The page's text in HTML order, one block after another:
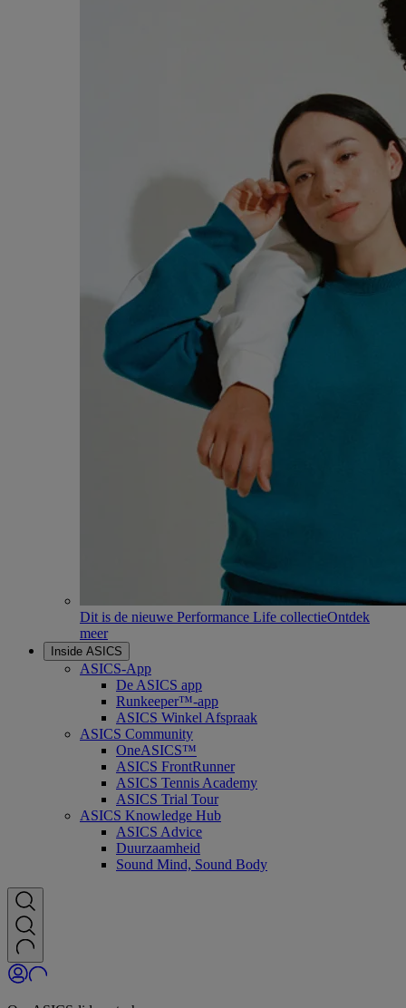
Dit is de nieuwe Performance Life collectieOntdek
meer
Inside ASICS
ASICS-App
De ASICS app
Runkeeper™-app
ASICS Winkel Afspraak
ASICS Community
OneASICS™
ASICS FrontRunner
ASICS Tennis Academy
ASICS Trial Tour
ASICS Knowledge Hub
ASICS Advice
Duurzaamheid
Sound Mind, Sound Body